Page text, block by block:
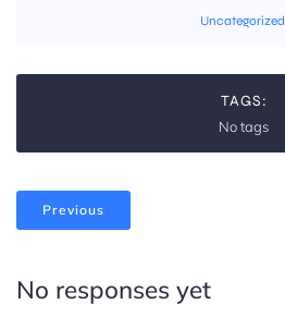
Uncategorized
TAGS:
No tags
Previous
No responses yet